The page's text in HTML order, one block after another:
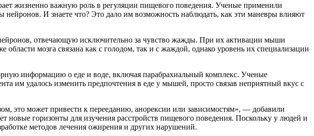
жизненно важную роль в регуляции пищевого поведения. Ученые применили
И знаете что? Это дало им возможность наблюдать, как эти маневры влияют
отвечающую исключительно за чувство жажды. При их активации мыши
мозга связана как с голодом, так и с жаждой, однако уровень их специализации
информацию о еде и воде, включая парабрахиальный комплекс. Ученые
им удалось изменить предпочтения в еде у мышей, просто связав неприятный вкус с
может привести к перееданию, анорексии или зависимостям», — добавили
новые горизонты для изучения расстройств пищевого поведения. Поскольку у людей и
методов лечения ожирения и других нарушений.